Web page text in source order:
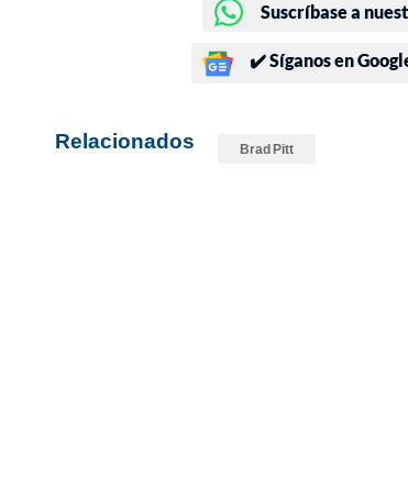
Suscríbase a
✔️ Síganos en
Relacionados Brad Pitt